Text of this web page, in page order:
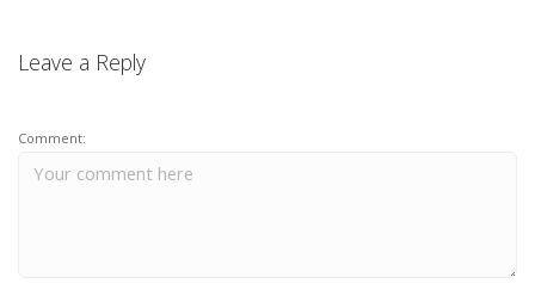
Leave a Reply
Comment: